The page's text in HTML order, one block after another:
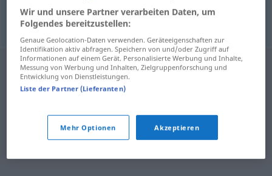
garantieren tryggja
Wir und unsere Partner verarbeiten Daten, um
Folgendes bereitzustellen:
Genaue Geolocation-Daten verwenden. Geräteeigenschaften zur
Identifikation aktiv abfragen. Speichern von und/oder Zugriff auf
Informationen auf einem Gerät. Personalisierte Werbung und Inhalte,
Messung von Werbung und Inhalten, Zielgruppenforschung und
Entwicklung von Dienstleistungen.
Liste der Partner (Lieferanten)
Mehr Optionen Akzeptieren